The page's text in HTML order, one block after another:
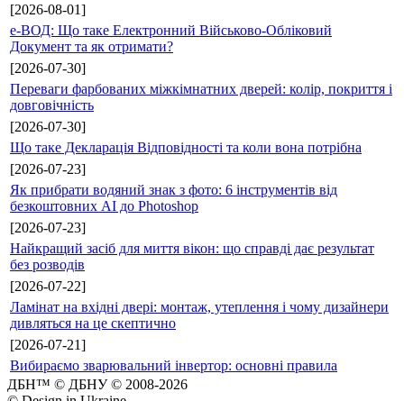
[2026-08-01]
е-ВОД: Що таке Електронний Військово-Обліковий
Документ та як отримати?
[2026-07-30]
Переваги фарбованих міжкімнатних дверей: колір, покриття і
довговічність
[2026-07-30]
Що таке Декларація Відповідності та коли вона потрібна
[2026-07-23]
Як прибрати водяний знак з фото: 6 інструментів від
безкоштовних AI до Photoshop
[2026-07-23]
Найкращий засіб для миття вікон: що справді дає результат
без розводів
[2026-07-22]
Ламінат на вхідні двері: монтаж, утеплення і чому дизайнери
дивляться на це скептично
[2026-07-21]
Вибираємо зварювальний інвертор: основні правила
ДБН™ © ДБНУ © 2008-2026